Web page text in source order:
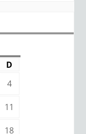
D
4
11
18